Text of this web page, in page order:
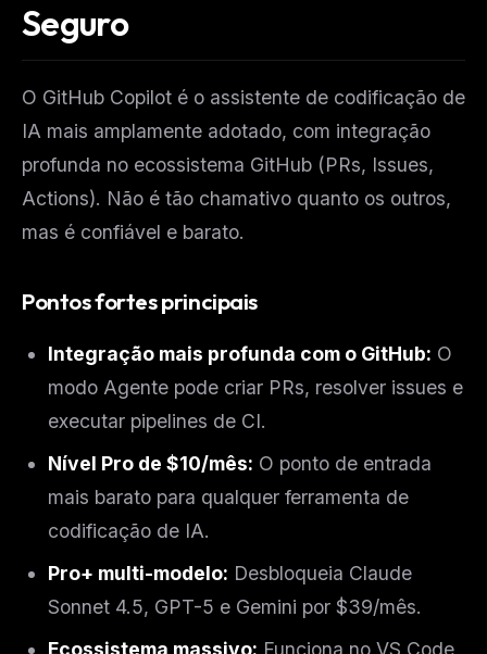
Seguro
O GitHub Copilot é o assistente de codificação de
IA mais amplamente adotado, com integração
profunda no ecossistema GitHub (PRs, Issues,
Actions). Não é tão chamativo quanto os outros,
mas é confiável e barato.
Pontos fortes principais
Integração mais profunda com o GitHub: O
modo Agente pode criar PRs, resolver issues e
executar pipelines de CI.
Nível Pro de $10/mês: O ponto de entrada
mais barato para qualquer ferramenta de
codificação de IA.
Pro+ multi-modelo: Desbloqueia Claude
Sonnet 4.5, GPT-5 e Gemini por $39/mês.
Ecossistema massivo: Funciona no VS Code,